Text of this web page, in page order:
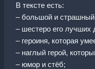
В тексте есть:
– большой и
– шестеро его лучших
– героиня, которая
– наглый герой,
– юмор и стёб;